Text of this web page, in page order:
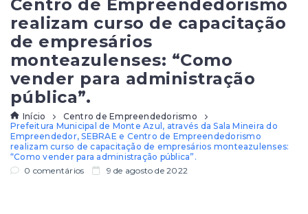
Centro de Empreendedorismo
realizam curso de capacitação
de empresários
monteazulenses: “Como
vender para administração
pública”.
Início
Centro de Empreendedorismo
Prefeitura Municipal de Monte Azul, através da Sala Mineira do
Empreendedor, SEBRAE e Centro de Empreendedorismo
realizam curso de capacitação de empresários monteazulenses:
“Como vender para administração pública”.
0 comentários
9 de agosto de 2022